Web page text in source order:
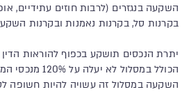
השקעה בנגזרים (לרבות חוזים עתידיים,
בקרנות סל, בקרנות נאמנות ובקרנות
יתרת הנכסים תושקע בכפוף להוראות
הכולל במסלול לא יעלה על 120% מנכסי המסלול.
השקעה במסלול זה עשויה להיות חשופה